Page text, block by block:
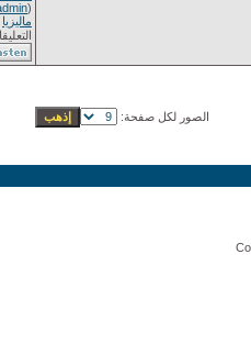
)
ماليزيا
الصور لكل صفحة: